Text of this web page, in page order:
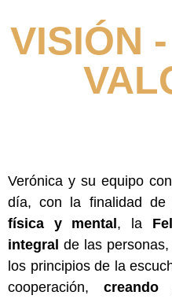
VISIÓN
Verónica y su equipo
día, con la finalidad de
física y mental, la
integral de las
los principios de la
cooperación,